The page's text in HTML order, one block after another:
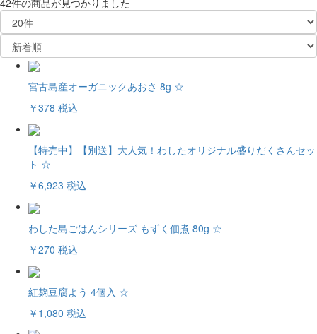
宮古島産オーガニックあおさ 8g ☆
￥378 税込
【特売中】【別送】大人気！わしたオリジナル盛りだくさんセッ
ト ☆
￥6,923 税込
わした島ごはんシリーズ もずく佃煮 80g ☆
￥270 税込
紅麹豆腐よう 4個入 ☆
￥1,080 税込